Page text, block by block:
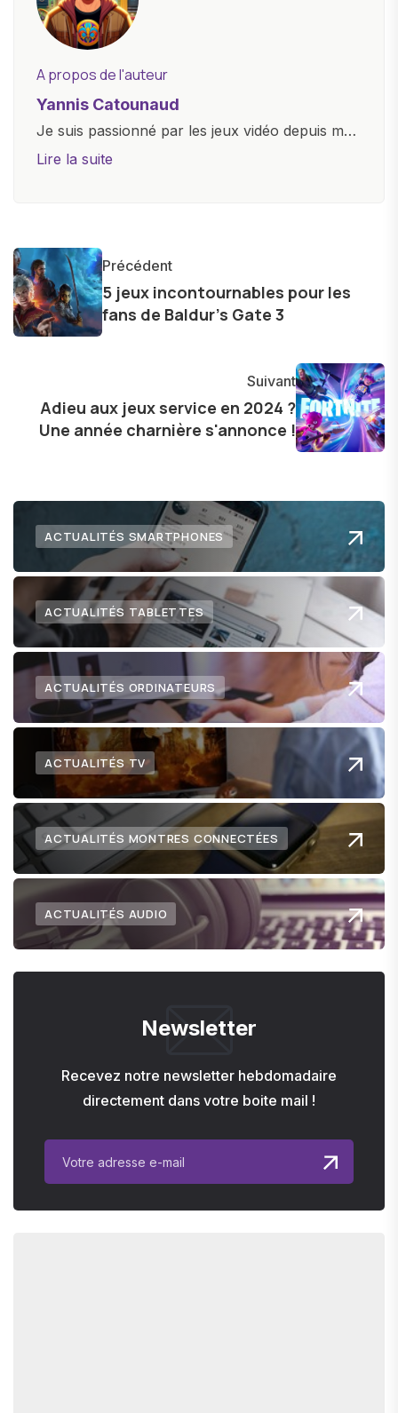
A propos de l'auteur
Yannis Catounaud
Je suis passionné par les jeux vidéo depuis mon
plus jeune âge. Mon amour pour l'univers
et bien d'autres gadgets technologiques. Armé
d'une curiosité insatiable, j'aime dévoiler les
dernières tendances et innovations, partageant
avec enthousiasme mes découvertes avec la
l'exploration constante des frontières de la
technologie me permet de présenter aux
lecteurs un aperçu captivant de ce que le futur
Lire la suite
Précédent
5 jeux incontournables pour les
fans de Baldur’s Gate 3
Suivant
Adieu aux jeux service en 2024 ?
Une année charnière s'annonce !
ACTUALITÉS SMARTPHONES
ACTUALITÉS TABLETTES
ACTUALITÉS ORDINATEURS
ACTUALITÉS TV
ACTUALITÉS MONTRES CONNECTÉES
ACTUALITÉS AUDIO
Newsletter
Recevez notre newsletter hebdomadaire
directement dans votre boite mail !